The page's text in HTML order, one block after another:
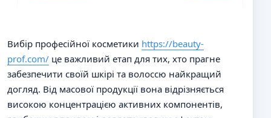
Вибір професійної косметики https://beauty-
prof.com/ це важливий етап для тих, хто прагне
забезпечити своїй шкірі та волоссю найкращий
догляд. Від масової продукції вона відрізняється
високою концентрацією активних компонентів,